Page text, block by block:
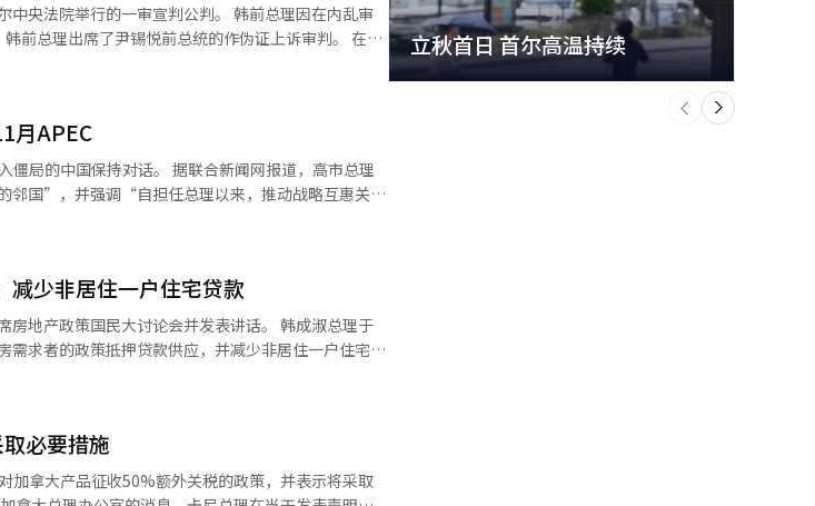
一审宣判公判。 韩前总理因在内乱审
总理出席了尹锡悦前总统的作伪证上诉审判。 在证
正在最高法院上诉，等待判决。如果回答问题，可能
严当天总统办公室的移动情况、是否建议召集内阁成
20时40分接到
”。由于韩前总理拒绝作证，证人询问在进行15分钟
障国民安全，为此必须保持极高的保密性。” 接着
成员的个别通知义务，因此这是总统的高度裁量
相关法律规定。” 他们还指出：“特别检
审判的原则‘没有合理怀疑的证明’，因此特别检察
事件中，内阁成员的部门被接收的案例才是真正削
月APEC
邻国”，并强调“自担任总理以来，推动战略互惠关
晤做准备。自去年11月高市总理提及“在台湾发生类
成为改善关系的转折点备受关注。 自去年10月
，并回顾了他在5月访问韩国的行程。他曾前往李在
烟火表演，他表示：“这是我第一次看到烟火，感到
翻译与编辑。
减少非居住一户住宅贷款
地产政策国民大讨论会并发表讲话。 韩成淑总理于
求者的政策抵押贷款供应，并减少非居住一户住宅的
会上，韩国金融研究院高级研究员金英度表示：“需
为了扩大住房供应，有必要合理化部分监管，但原则
虑地方房地产市场的首都圈与非首都圈差异化金融政
将非居住一户住宅的税额扣除从持有扣除转为居住扣
必要措施
立秋首日 首尔高温持续
下
一
个